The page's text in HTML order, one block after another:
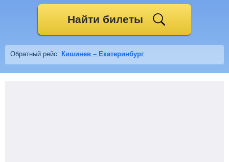
Найти билеты
Обратный рейс: Кишинев – Екатеринбург